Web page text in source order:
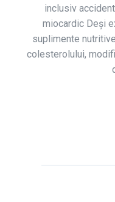
inclusiv
miocardic Deși
suplimente
colesterolului,